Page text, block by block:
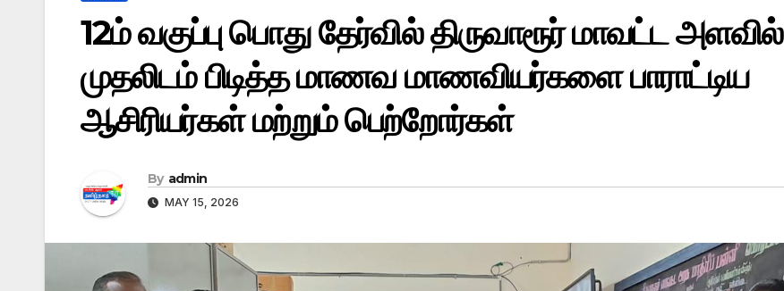
12ம் வகுப்பு பொது தேர்வில் திருவாரூர் மாவட்ட அளவில்
முதலிடம் பிடித்த மாணவ மாணவியர்களை பாராட்டிய
ஆசிரியர்கள் மற்றும் பெற்றோர்கள்
By admin
MAY 15, 2026